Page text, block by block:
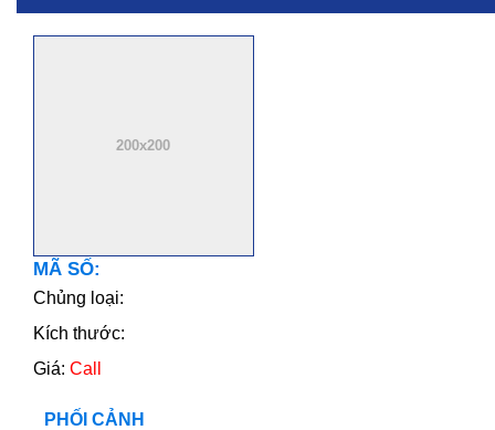
MÃ SỐ:
Chủng loại:
Kích thước:
Giá: Call
PHỐI CẢNH